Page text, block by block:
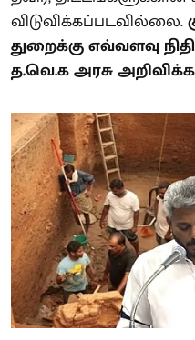
விடுவிக்கப்படவில்லை.
துறைக்கு எவ்வளவு
த.வெ.க அரசு